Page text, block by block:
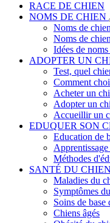
RACE DE CHIEN
NOMS DE CHIEN
Noms de
Noms de
Idées de
ADOPTER UN
Test, quel
Comment
Acheter un
Adopter un
Accueillir un
EDUQUER SON
Education de
Méthodes
SANTÉ DU CHIEN
Maladies du
Symptômes
Soins de base
Chiens âgés